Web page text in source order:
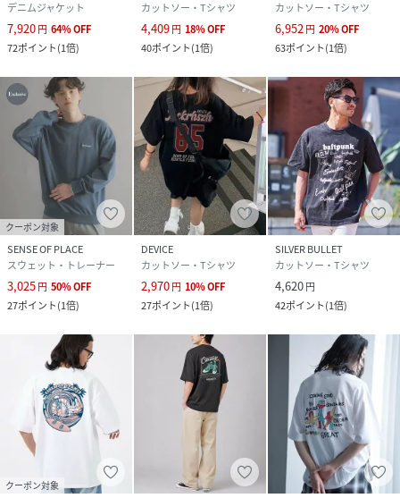
デニムジャケット
7,920円 64%OFF
72ポイント(1倍)
カットソー・Tシャツ
4,409円 18%OFF
40ポイント(1倍)
カットソー・Tシャツ
6,952 円 20%OFF
63ポイント(1倍)
クーポン対象
SENSE OF PLACE
スウェット・トレーナー
3,025円 50%OFF
27ポイント(1倍)
DEVICE
カットソー・Tシャツ
2,970円 10%OFF
27ポイント(1倍)
SILVER BULLET
カットソー・Tシャツ
4,620円
42ポイント(1倍)
クーポン対象